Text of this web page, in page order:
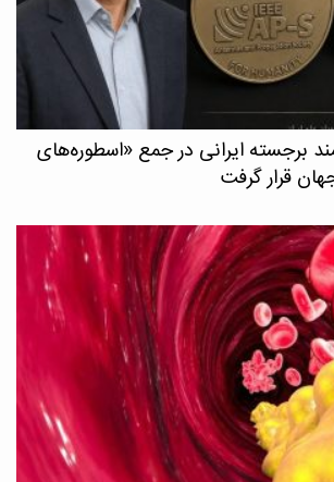
برجسته ایرانی در جمع «اسطوره‌های
قرار گرفت